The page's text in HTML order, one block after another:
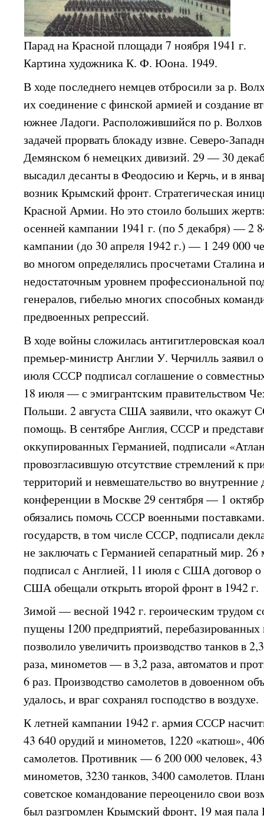
Парад на Красной площади 7 ноября 1941 г.
Картина художника К. Ф. Юона. 1949.
В ходе последнего немцев отбросили за р.
их соединение с финской армией и создание
южнее Ладоги. Расположившийся по р.
задачей прорвать блокаду извне. Северо-
Демянском 6 немецких дивизий. 29 — 30
высадил десанты в Феодосию и Керчь, и в
возник Крымский фронт. Стратегическая
Красной Армии. Но это стоило больших
осенней кампании 1941 г. (по 5 декабря) — 2
кампании (до 30 апреля 1942 г.) — 1 249 000
во многом определялись просчетами Сталина
недостаточным уровнем профессиональной
генералов, гибелью многих способных
предвоенных репрессий.
В ходе войны сложилась антигитлеровская
премьер-министр Англии У. Черчилль заявил
июля СССР подписал соглашение о
18 июля — с эмигрантским правительством
Польши. 2 августа США заявили, что окажут
помощь. В сентябре Англия, СССР и
оккупированных Германией, подписали
провозгласившую отсутствие стремлений к
территорий и невмешательство во внутренние
конференции в Москве 29 сентября — 1
обязались помочь СССР военными
государств, в том числе СССР, подписали
не заключать с Германией сепаратный мир.
подписал с Англией, 11 июля с США договор
США обещали открыть второй фронт в 1942 г.
Зимой — весной 1942 г. героическим трудом
пущены 1200 предприятий, перебазированных
позволило увеличить производство танков в
раза, минометов — в 3,2 раза, автоматов и
6 раз. Производство самолетов в довоенном
удалось, и враг сохранял господство в воздухе.
К летней кампании 1942 г. армия СССР
43 640 орудий и минометов, 1220 «катюш»,
самолетов. Противник — 6 200 000 человек,
минометов, 3230 танков, 3400 самолетов.
советское командование переоценило свои
был разгромлен Крымский фронт, 19 мая